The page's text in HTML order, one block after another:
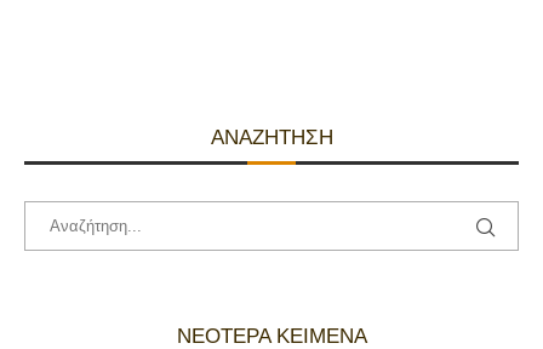
ΑΝΑΖΉΤΗΣΗ
ΝΕΌΤΕΡΑ ΚΕΊΜΕΝΑ